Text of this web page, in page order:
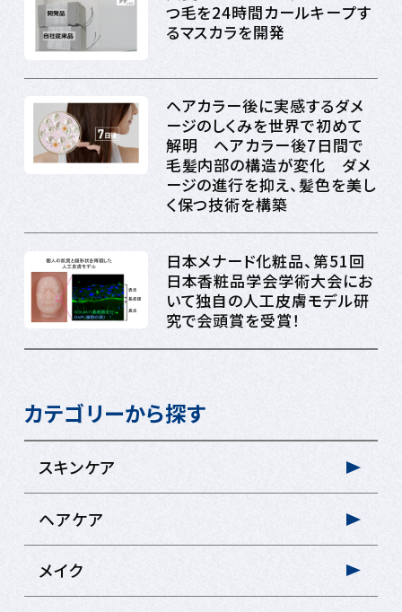
つ毛を24時間カールキープす
るマスカラを開発
ヘアカラー後に実感するダメ
ージのしくみを世界で初めて
解明 ヘアカラー後7日間で
毛髪内部の構造が変化 ダメ
ージの進行を抑え、髪色を美し
く保つ技術を構築
日本メナード化粧品、第51回
日本香粧品学会学術大会にお
いて独自の人工皮膚モデル研
究で会頭賞を受賞！
カテゴリーから探す
スキンケア
ヘアケア
メイク